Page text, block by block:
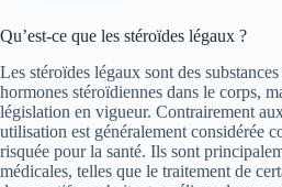
Qu’est-ce que les stéroïdes légaux ?
Les stéroïdes légaux sont des
hormones stéroïdiennes dans le corps,
législation en vigueur. Contrairement
utilisation est généralement considérée
risquée pour la santé. Ils sont
médicales, telles que le traitement de